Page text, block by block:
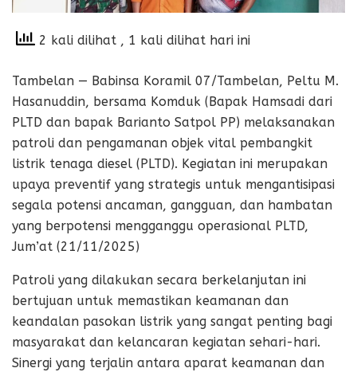
2 kali dilihat , 1 kali dilihat hari ini
Tambelan — Babinsa Koramil 07/Tambelan, Peltu M.
Hasanuddin, bersama Komduk (Bapak Hamsadi dari
PLTD dan bapak Barianto Satpol PP) melaksanakan
patroli dan pengamanan objek vital pembangkit
listrik tenaga diesel (PLTD). Kegiatan ini merupakan
upaya preventif yang strategis untuk mengantisipasi
segala potensi ancaman, gangguan, dan hambatan
yang berpotensi mengganggu operasional PLTD,
Jum’at (21/11/2025)
Patroli yang dilakukan secara berkelanjutan ini
bertujuan untuk memastikan keamanan dan
keandalan pasokan listrik yang sangat penting bagi
masyarakat dan kelancaran kegiatan sehari-hari.
Sinergi yang terjalin antara aparat keamanan dan